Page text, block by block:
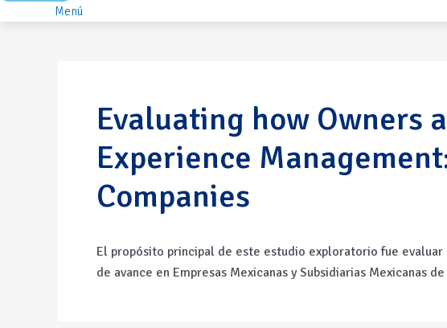
Menú
Evaluating how Owners
Experience
Companies
El propósito principal de este estudio exploratorio fue
de avance en Empresas Mexicanas y Subsidiarias Mexicanas